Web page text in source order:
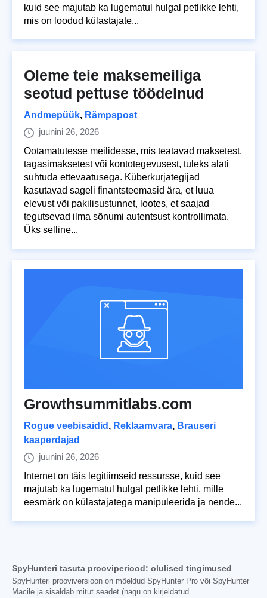
kuid see majutab ka lugematul hulgal petlikke lehti,
mis on loodud külastajate...
Oleme teie maksemeiliga
seotud pettuse töödelnud
Andmepüük, Rämpspost
juunini 26, 2026
Ootamatutesse meilidesse, mis teatavad maksetest,
tagasimaksetest või kontotegevusest, tuleks alati
suhtuda ettevaatusega. Küberkurjategijad
kasutavad sageli finantsteemasid ära, et luua
elevust või pakilisustunnet, lootes, et saajad
tegutsevad ilma sõnumi autentsust kontrollimata.
Üks selline...
Growthsummitlabs.com
Rogue veebisaidid , Reklaamvara, Brauseri
kaaperdajad
juunini 26, 2026
Internet on täis legitiimseid ressursse, kuid see
majutab ka lugematul hulgal petlikke lehti, mille
eesmärk on külastajatega manipuleerida ja nende...
SpyHunteri tasuta prooviperiood: olulised tingimused
SpyHunteri prooviversioon on mõeldud SpyHunter Pro või SpyHunter
Macile ja sisaldab mitut seadet (nagu on kirjeldatud